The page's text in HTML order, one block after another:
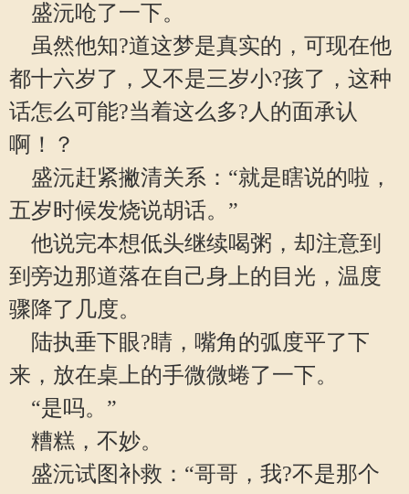
盛沅呛了一下。
虽然他知?道这梦是真实的，可现在他
都十六岁了，又不是三岁小?孩了，这种
话怎么可能?当着这么多?人的面承认
啊！？
盛沅赶紧撇清关系：“就是瞎说的啦，
五岁时候发烧说胡话。”
他说完本想低头继续喝粥，却注意到
到旁边那道落在自己身上的目光，温度
骤降了几度。
陆执垂下眼?睛，嘴角的弧度平了下
来，放在桌上的手微微蜷了一下。
“是吗。”
糟糕，不妙。
盛沅试图补救：“哥哥，我?不是那个